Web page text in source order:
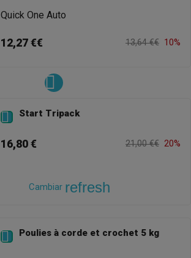
Quick One Auto
12,27 €€ 13,64 €€ 10%
 Start Tripack
16,80 € 21,00 €€ 20%
Cambiar refresh
 Poulies à corde et crochet 5 kg